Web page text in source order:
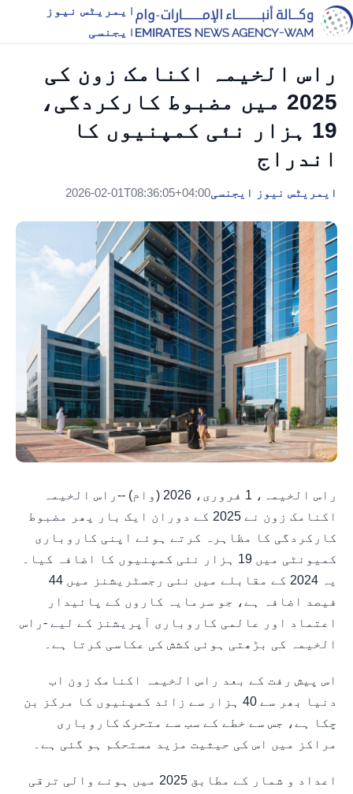
ایمریٹس نیوز
ایجنسی
راس الخیمہ اکنامک زون کی
2025 میں مضبوط کارکردگی،
19 ہزار نئی کمپنیوں کا
اندراج
ایمریٹس نیوز ایجنسی2026-02-01T08:36:05+04:00
راس الخیمہ، 1 فروری، 2026 (وام) --راس الخیمہ
اکنامک زون نے 2025 کے دوران ایک بار پھر مضبوط
کارکردگی کا مظاہرہ کرتے ہوئے اپنی کاروباری
کمیونٹی میں 19 ہزار نئی کمپنیوں کا اضافہ کیا۔
یہ 2024 کے مقابلے میں نئی رجسٹریشنز میں 44
فیصد اضافہ ہے، جو سرمایہ کاروں کے پائیدار
اعتماد اور عالمی کاروباری آپریشنز کے لیے -راس
الخیمہ کی بڑھتی ہوئی کشش کی عکاسی کرتا ہے۔
اس پیش رفت کے بعد راس الخیمہ اکنامک زون اب
دنیا بھر سے 40 ہزار سے زائد کمپنیوں کا مرکز بن
چکا ہے، جس سے خطے کے سب سے متحرک کاروباری
مراکز میں اس کی حیثیت مزید مستحکم ہو گئی ہے۔
اعداد و شمار کے مطابق 2025 میں ہونے والی ترقی